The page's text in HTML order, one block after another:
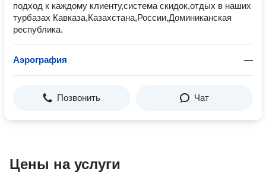
подход к каждому клиенту,система скидок,отдых в наших
турбазах Кавказа,Казахстана,России,Доминиканская
республика.
Аэрография —
Позвонить Чат
Цены на услуги